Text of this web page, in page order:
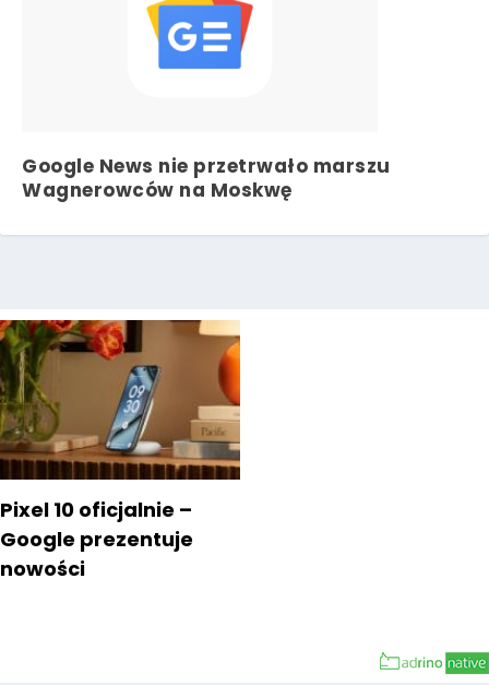
Google News nie przetrwało marszu
Wagnerowców na Moskwę
Pixel 10 oficjalnie –
Google prezentuje
nowości